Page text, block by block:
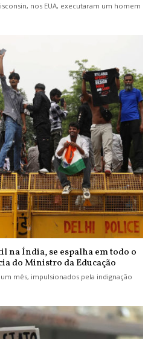
nos EUA, executaram um homem
na Índia, se espalha em todo o
do Ministro da Educação
mês, impulsionados pela indignação